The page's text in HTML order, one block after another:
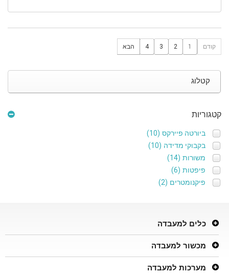
קודם 1
2
3
4 הבא
קטלוג
קטגוריות
ביורטה פיירקס (10)
בקבוקי מדידה (10)
משורות (14)
פיפטות (6)
פיקנומטרים (2)
כלים למעבדה
מכשור למעבדה
מערכות למעבדה